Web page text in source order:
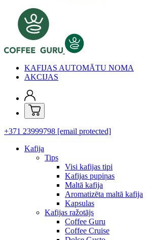
KAFIJAS AUTOMĀTU NOMA
AKCIJAS
+371 23999798 [email protected]
Kafija
Tips
Visi kafijas tipi
Kafijas pupiņas
Maltā kafija
Aromatizēta maltā kafija
Kapsulas
Kafijas ražotājs
Coffee Guru
Coffee Cruise